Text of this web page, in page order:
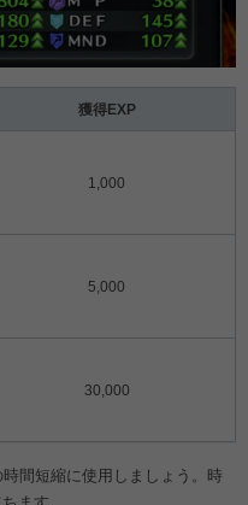
獲得EXP
1,000
5,000
30,000
間短縮に使用しましょう。時